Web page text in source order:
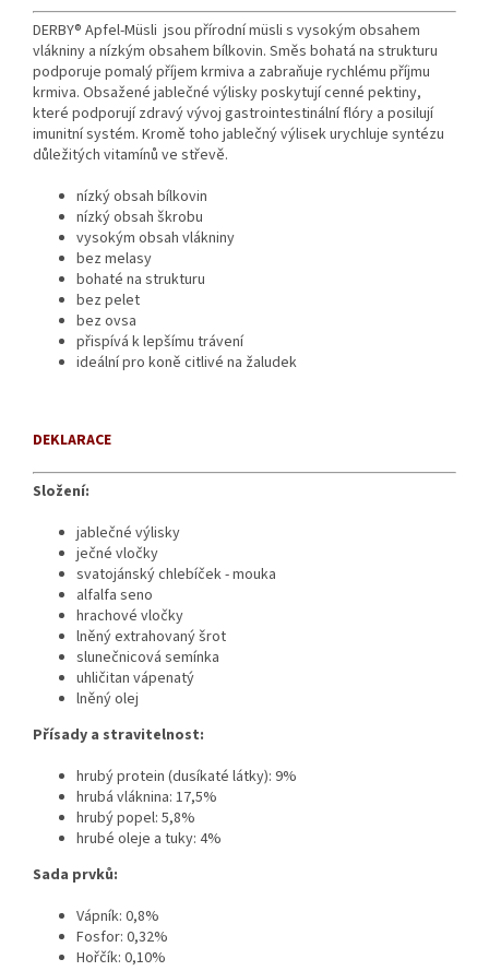
DERBY® Apfel-Müsli jsou přírodní müsli s vysokým obsahem
vlákniny a nízkým obsahem bílkovin. Směs bohatá na strukturu
podporuje pomalý příjem krmiva a zabraňuje rychlému příjmu
krmiva. Obsažené jablečné výlisky poskytují cenné pektiny,
které podporují zdravý vývoj gastrointestinální flóry a posilují
imunitní systém. Kromě toho jablečný výlisek urychluje syntézu
důležitých vitamínů ve střevě.
nízký obsah bílkovin
nízký obsah škrobu
vysokým obsah vlákniny
bez melasy
bohaté na strukturu
bez pelet
bez ovsa
přispívá k lepšímu trávení
ideální pro koně citlivé na žaludek
DEKLARACE
Složení:
jablečné výlisky
ječné vločky
svatojánský chlebíček - mouka
alfalfa seno
hrachové vločky
lněný extrahovaný šrot
slunečnicová semínka
uhličitan vápenatý
lněný olej
Přísady a stravitelnost:
hrubý protein (dusíkaté látky): 9%
hrubá vláknina: 17,5%
hrubý popel: 5,8%
hrubé oleje a tuky: 4%
Sada prvků:
Vápník: 0,8%
Fosfor: 0,32%
Hořčík: 0,10%